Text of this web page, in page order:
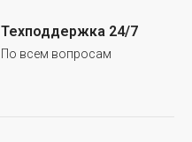
Техподдержка 24/7
По всем вопросам